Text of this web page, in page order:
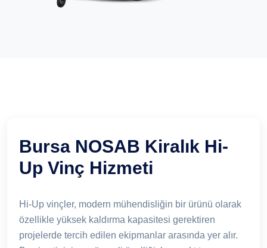
Bursa NOSAB Kiralık Hi-
Up Vinç Hizmeti
Hi-Up vinçler, modern mühendisliğin bir ürünü olarak
özellikle yüksek kaldırma kapasitesi gerektiren
projelerde tercih edilen ekipmanlar arasında yer alır.